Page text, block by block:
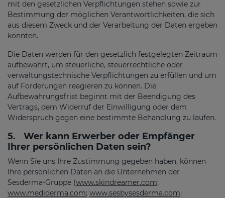
mit den gesetzlichen Verpflichtungen stehen sowie zur
Bestimmung der möglichen Verantwortlichkeiten, die sich
aus diesem Zweck und der Verarbeitung der Daten ergeben
könnten.
Die Daten werden für den gesetzlich festgelegten Zeitraum
aufbewahrt, um steuerliche, steuerrechtliche oder
verwaltungstechnische Verpflichtungen zu erfüllen und um
auf Forderungen reagieren zu können. Die
Aufbewahrungsfrist beginnt mit der Beendigung des
Vertrags, dem Widerruf der Einwilligung oder dem
Widerspruch gegen eine bestimmte Behandlung zu laufen.
5.
Wer kann Erwerber oder Empfänger
Ihrer persönlichen Daten sein?
Wenn Sie uns Ihre Zustimmung gegeben haben, können
Ihre persönlichen Daten an die Unternehmen der
Sesderma-Gruppe (www.skindreamer.com;
www.mediderma.com; www.sesbysesderma.com;